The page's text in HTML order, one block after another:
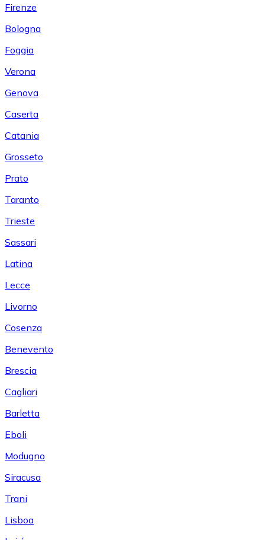
Firenze
Bologna
Foggia
Verona
Genova
Caserta
Catania
Grosseto
Prato
Taranto
Trieste
Sassari
Latina
Lecce
Livorno
Cosenza
Benevento
Brescia
Cagliari
Barletta
Eboli
Modugno
Siracusa
Trani
Lisboa